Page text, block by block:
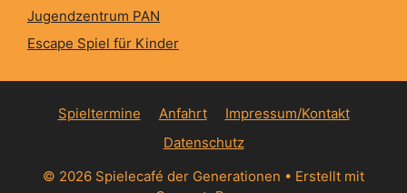
Jugendzentrum PAN
Escape Spiel für Kinder
Spieltermine Anfahrt
Impressum/Kontakt
Datenschutz
© 2026 Spielecafé der Generationen • Erstellt mit